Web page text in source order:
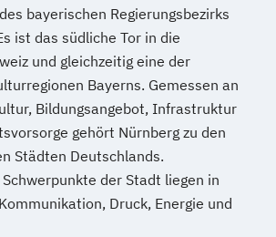
bayerischen Regierungsbezirks
ist das südliche Tor in die
und gleichzeitig eine der
Bayerns. Gemessen an
Bildungsangebot, Infrastruktur
gehört Nürnberg zu den
Städten Deutschlands.
der Stadt liegen in
Druck, Energie und